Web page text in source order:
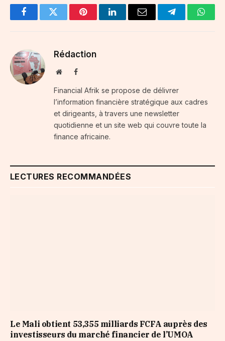
FacebookTwitter PinterestLinkedInEmail Telegram
Rédaction
WebsiteFacebook
Financial Afrik se propose de délivrer
l’information financière stratégique aux cadres
et dirigeants, à travers une newsletter
quotidienne et un site web qui couvre toute la
finance africaine.
LECTURES RECOMMANDÉES
Le Mali obtient 53,355 milliards FCFA auprès des
investisseurs du marché financier de l’UMOA